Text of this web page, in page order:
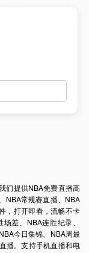
们提供NBA免费直播高
NBA常规赛直播、NBA
，打开即看，流畅不卡
差、NBA连胜纪录、
今日集锦、NBA周最
播。支持手机直播和电